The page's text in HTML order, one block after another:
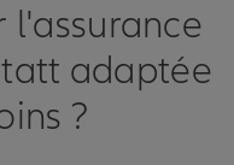
l'assurance
adaptée
?